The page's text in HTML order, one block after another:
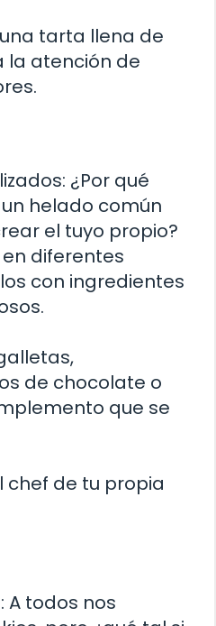
tarta llena de
la atención de
¿Por qué
helado común
el tuyo propio?
diferentes
con ingredientes
de chocolate o
que se
chef de tu propia
A todos nos